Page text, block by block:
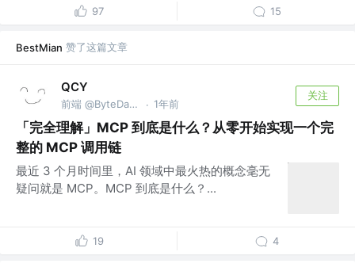
97 15
BestMian 赞了这篇文章
QCY
前端 @ByteDance · 1年前
关注
「完全理解」MCP 到底是什么？从零开始实现一个完
整的 MCP 调用链
最近 3 个月时间里，AI 领域中最火热的概念毫无
疑问就是 MCP。MCP 到底是什么？...
19 4